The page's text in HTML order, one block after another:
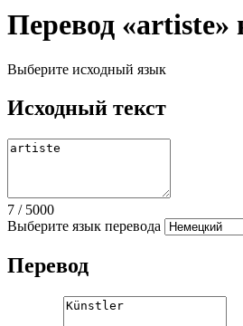
Перевод «artiste»
Выберите исходный язык
Исходный текст
7 / 5000
Выберите язык перевода
Перевод